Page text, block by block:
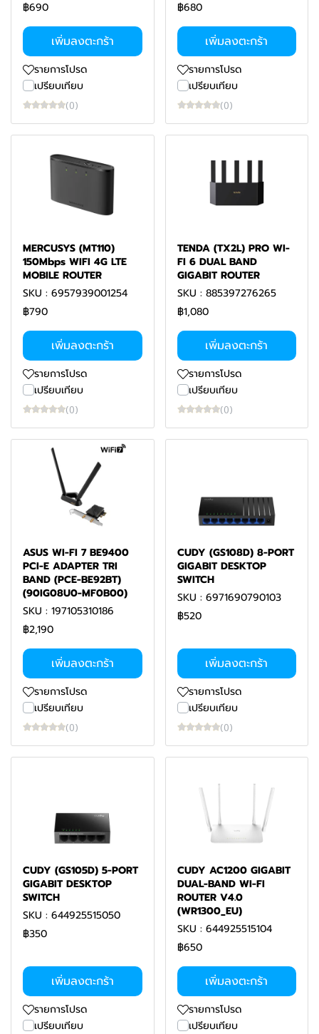
฿690
เพิ่มลงตะกร้า
รายการโปรด
เปรียบเทียบ
(0)
฿680
เพิ่มลงตะกร้า
รายการโปรด
เปรียบเทียบ
(0)
MERCUSYS (MT110)
150Mbps WIFI 4G LTE
MOBILE ROUTER
SKU : 6957939001254
฿790
เพิ่มลงตะกร้า
รายการโปรด
เปรียบเทียบ
(0)
TENDA (TX2L) PRO WI-
FI 6 DUAL BAND
GIGABIT ROUTER
SKU : 885397276265
฿1,080
เพิ่มลงตะกร้า
รายการโปรด
เปรียบเทียบ
(0)
ASUS WI-FI 7 BE9400
PCI-E ADAPTER TRI
BAND (PCE-BE92BT)
(90IG08U0-MF0B00)
SKU : 197105310186
฿2,190
เพิ่มลงตะกร้า
รายการโปรด
เปรียบเทียบ
(0)
CUDY (GS108D) 8-PORT
GIGABIT DESKTOP
SWITCH
SKU : 6971690790103
฿520
เพิ่มลงตะกร้า
รายการโปรด
เปรียบเทียบ
(0)
CUDY (GS105D) 5-PORT
GIGABIT DESKTOP
SWITCH
SKU : 644925515050
฿350
เพิ่มลงตะกร้า
รายการโปรด
เปรียบเทียบ
CUDY AC1200 GIGABIT
DUAL-BAND WI-FI
ROUTER V4.0
(WR1300_EU)
SKU : 644925515104
฿650
เพิ่มลงตะกร้า
รายการโปรด
เปรียบเทียบ